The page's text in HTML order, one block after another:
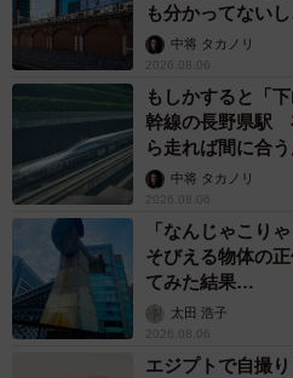
も分かってない
して」中将 タカノリ
2026.08.06
もしかすると「
幹線の長野県駅
ら走れば間に合
係が反響
中将 タカノリ
2026.08.06
「なんじゃこり
そびえる物体の
てみた結果…
太田 浩子
2026.08.06
エジプトで自撮